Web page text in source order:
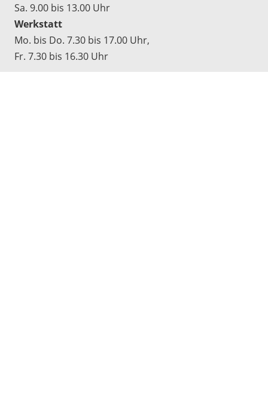
Sa. 9.00 bis 13.00 Uhr
Werkstatt
Mo. bis Do. 7.30 bis 17.00 Uhr,
Fr. 7.30 bis 16.30 Uhr